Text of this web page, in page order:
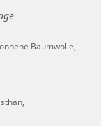
Baumwolle,